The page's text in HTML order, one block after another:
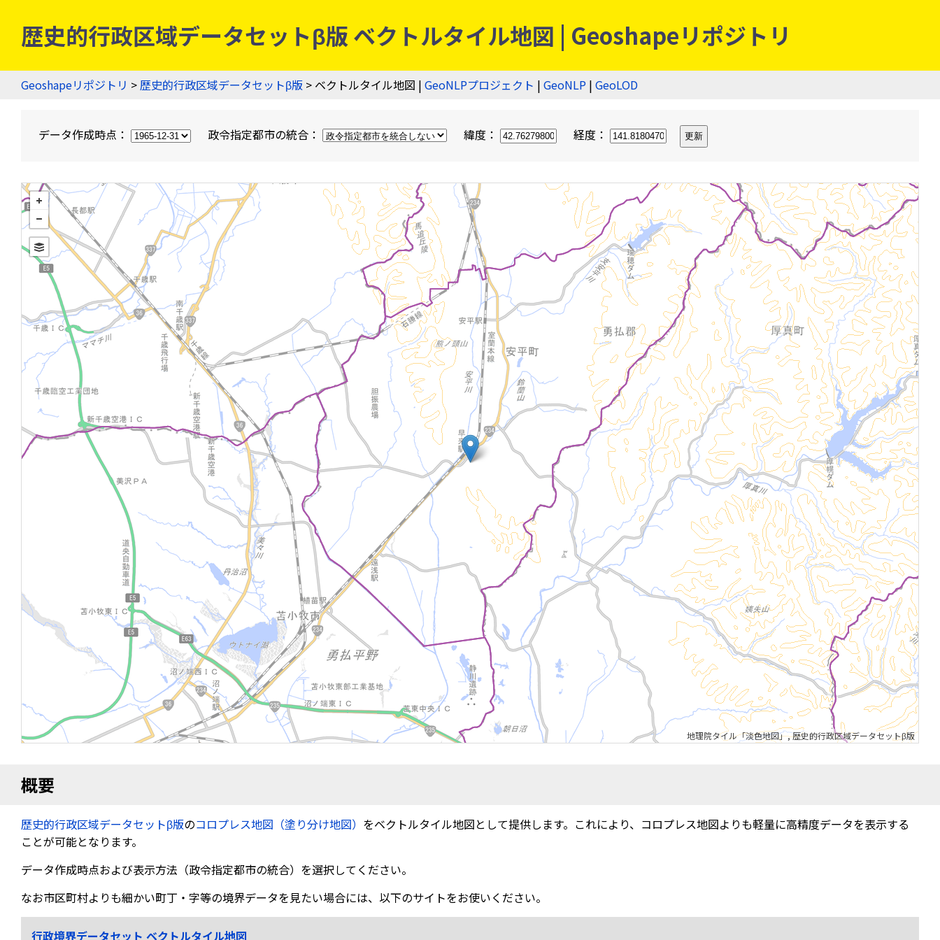
歴史的行政区域データセットβ版 ベクトルタイル地図 | Geoshapeリポジトリ
Geoshapeリポジトリ >歴史的行政区域データセットβ版 > ベクトルタイル地図 | GeoNLPプロジェクト | GeoNLP | GeoLOD
データ作成時点： 政令指定都市の統合： 緯度： 経度：
地理院タイル「淡色地図」,歴史的行政区域データセットβ版
概要
歴史的行政区域データセットβ版のコロプレス地図（塗り分け地図） をベクトルタイル地図として提供します。これにより、コロプレス地図よりも軽量に高精度データを表示する
ことが可能となります。
データ作成時点および表示方法（政令指定都市の統合）を選択してください。
なお市区町村よりも細かい町丁・字等の境界データを見たい場合には、以下のサイトをお使いください。
行政境界データセット ベクトルタイル地図